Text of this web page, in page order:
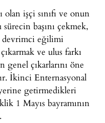
olan işçi sınıfı ve onun
başını çekmek,
devrimci eğilimi
ve ulus farkı
genel çıkarlarını öne
İkinci Enternasyonal
getirmedikleri
1 Mayıs bayramının